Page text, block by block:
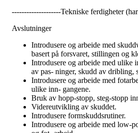
--------------------Tekniske ferdigheter
Avslutninger
Introdusere og arbeide med
basert på forsvaret, stillingen og
Introdusere og arbeide med ulike
av pas- ninger, skudd av dribling,
Introdusere og arbeide med
ulike inn- gangene.
Bruk av hopp-stopp, steg-stopp
Videreutvikling av skuddet.
Introdusere formskuddsrutiner.
Introdusere og arbeide med low-